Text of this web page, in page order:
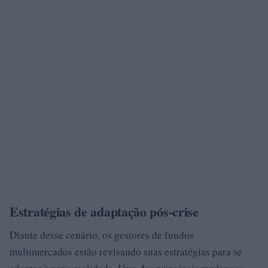
Estratégias de adaptação pós-crise
Diante desse cenário, os gestores de fundos
multimercados estão revisando suas estratégias para se